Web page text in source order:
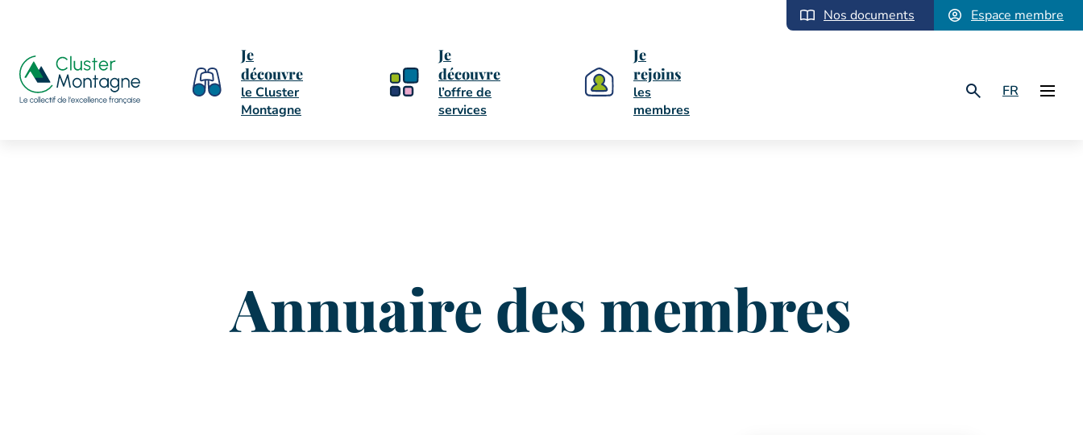
Nos documents Espace membre
Je
découvre
le Cluster
Montagne
Je
découvre
l’offre de
services
Je
rejoins
les
membres
FR
Annuaire des membres